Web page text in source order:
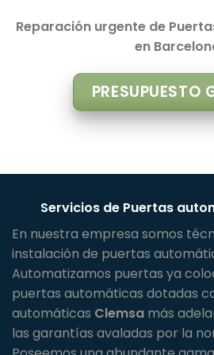
Reparación urgente de
en
PRESUPUESTO
Servicios de Puertas
En nuestra empresa somos
instalación de puertas
Automatizamos puertas ya
puertas automáticas dotadas
automáticas Clemsa más
las garantías avaladas por la